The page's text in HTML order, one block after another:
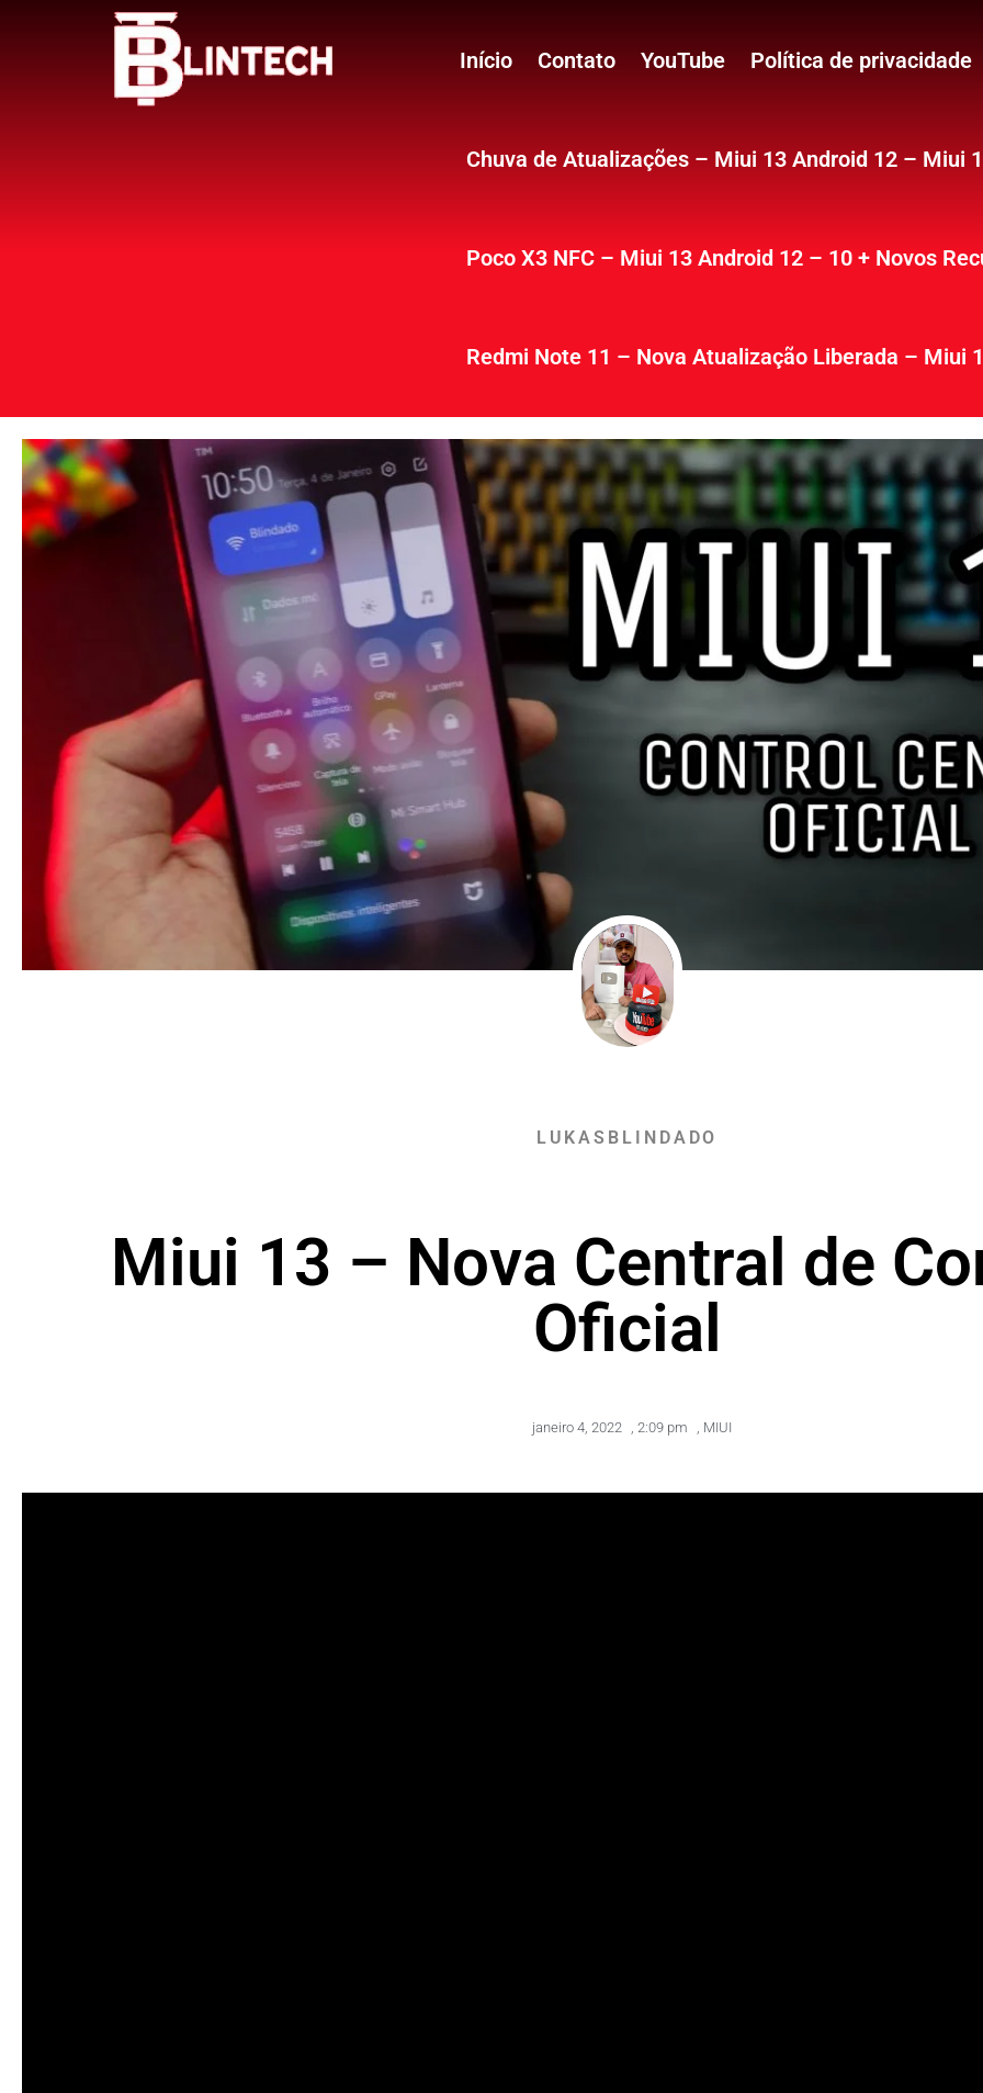
Início Contato YouTube Política de privacidade
Chuva de Atualizações – Miui 13 Android 12 – Miui
Poco X3 NFC – Miui 13 Android 12 – 10 + Novos
Redmi Note 11 – Nova Atualização Liberada – Miui
LUKASBLINDADO
Miui 13 – Nova Central de
Oficial
janeiro 4, 2022 2:09 pm MIUI